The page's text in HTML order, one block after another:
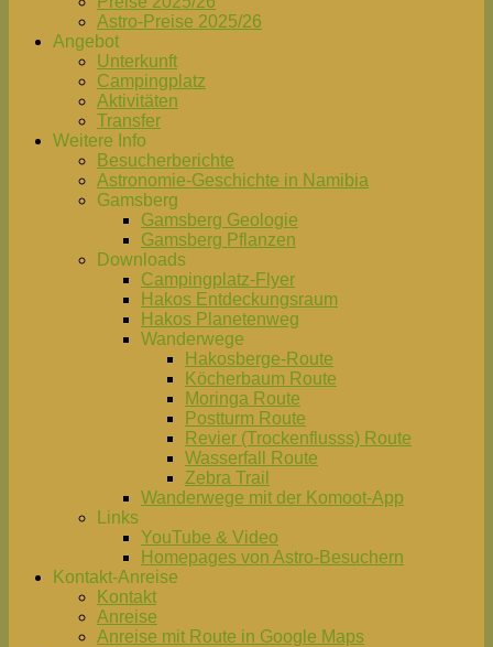
Astro-Preise 2025/26
Angebot
Unterkunft
Campingplatz
Aktivitäten
Transfer
Weitere Info
Besucherberichte
Astronomie-Geschichte in Namibia
Gamsberg
Gamsberg Geologie
Gamsberg Pflanzen
Downloads
Campingplatz-Flyer
Hakos Entdeckungsraum
Hakos Planetenweg
Wanderwege
Hakosberge-Route
Köcherbaum Route
Moringa Route
Postturm Route
Revier (Trockenflusss) Route
Wasserfall Route
Zebra Trail
Wanderwege mit der Komoot-App
Links
YouTube & Video
Homepages von Astro-Besuchern
Kontakt-Anreise
Kontakt
Anreise
Anreise mit Route in Google Maps